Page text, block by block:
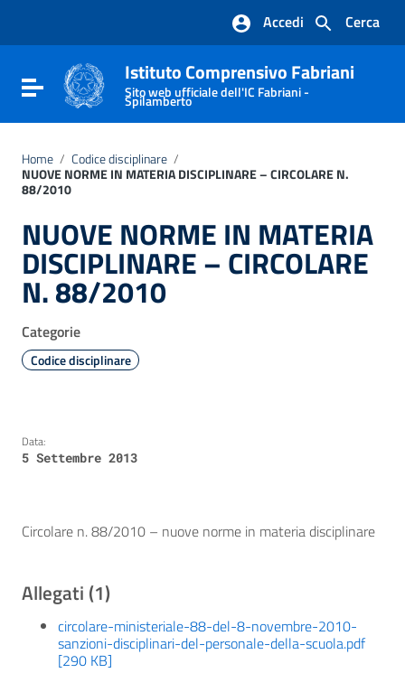
Vai al footer
Cerca
Accedi
Attiva / disattiva la navigazione
Istituto Comprensivo Fabriani
Sito web ufficiale dell'IC Fabriani -
Spilamberto
Home / Codice disciplinare /
NUOVE NORME IN MATERIA DISCIPLINARE – CIRCOLARE N.
88/2010
NUOVE NORME IN MATERIA
DISCIPLINARE – CIRCOLARE
N. 88/2010
Categorie
Codice disciplinare
Data:
5 Settembre 2013
Circolare n. 88/2010 – nuove norme in materia disciplinare
Allegati (1)
circolare-ministeriale-88-del-8-novembre-2010-
sanzioni-disciplinari-del-personale-della-scuola.pdf
[290 KB]